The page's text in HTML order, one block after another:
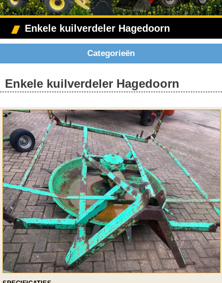
Enkele kuilverdeler Hagedoorn
Categorieën
Enkele kuilverdeler Hagedoorn